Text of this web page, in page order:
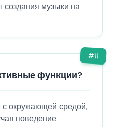
музыки на
#11
функции?
с окружающей средой,
поведение